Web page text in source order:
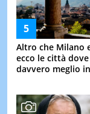
Altro che Milano
ecco le città
davvero meglio